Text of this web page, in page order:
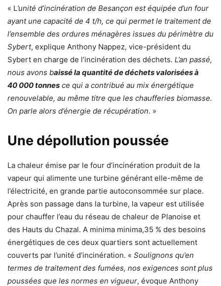
« L’unité d’incinération de Besançon est équipée d’un four
ayant une capacité de 4 t/h, ce qui permet le traitement de
l’ensemble des ordures ménagères issues du périmètre du
Sybert, explique Anthony Nappez, vice-président du
Sybert en charge de l’incinération des déchets. L’an passé,
nous avons baissé la quantité de déchets valorisées à
40 000 tonnes ce qui a contribué au mix énergétique
renouvelable, au même titre que les chaufferies biomasse.
On parle alors d’énergie de récupération. »
Une dépollution poussée
La chaleur émise par le four d’incinération produit de la
vapeur qui alimente une turbine générant elle-même de
l’électricité, en grande partie autoconsommée sur place.
Après son passage dans la turbine, la vapeur est utilisée
pour chauffer l’eau du réseau de chaleur de Planoise et
des Hauts du Chazal. A minima minima,35 % des besoins
énergétiques de ces deux quartiers sont actuellement
couverts par l’unité d’incinération. « Soulignons qu’en
termes de traitement des fumées, nos exigences sont plus
poussées que les normes en vigueur, évoque Anthony